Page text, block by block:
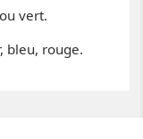
vert.
bleu, rouge.